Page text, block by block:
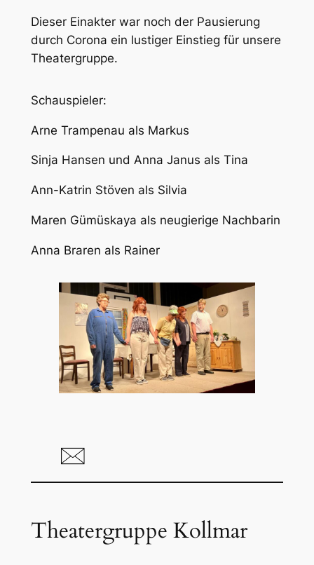
Dieser Einakter war noch der Pausierung
durch Corona ein lustiger Einstieg für unsere
Theatergruppe.
Schauspieler:
Arne Trampenau als Markus
Sinja Hansen und Anna Janus als Tina
Ann-Katrin Stöven als Silvia
Maren Gümüskaya als neugierige Nachbarin
Anna Braren als Rainer
Theatergruppe Kollmar